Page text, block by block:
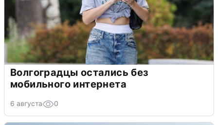
Волгоградцы остались без
мобильного интернета
6 августа 0